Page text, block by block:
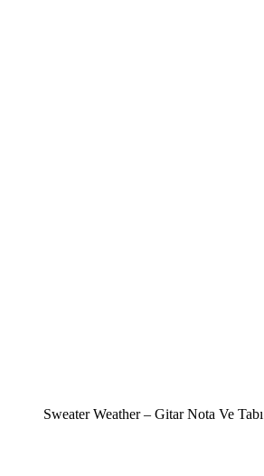
Sweater Weather – Gitar Nota Ve Tabı